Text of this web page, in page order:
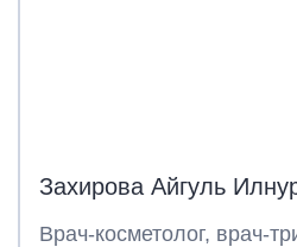
Захирова Айгуль
Врач-косметолог, врач-